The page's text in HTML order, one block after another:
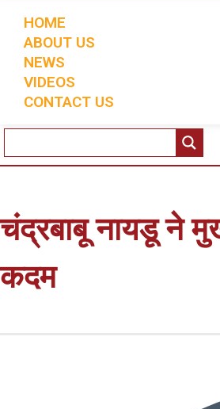
HOME
ABOUT US
NEWS
VIDEOS
CONTACT US
चंद्रबाबू नायडू ने
कदम